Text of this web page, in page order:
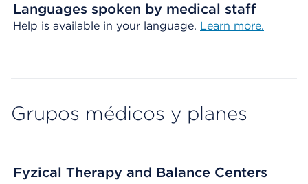
Languages spoken by medical staff
Help is available in your language. Learn more.
Grupos médicos y planes
Fyzical Therapy and Balance Centers